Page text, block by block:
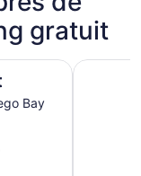
gratuit
Bay
A Piece